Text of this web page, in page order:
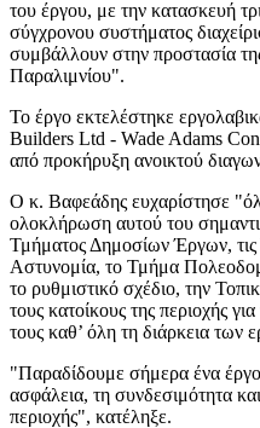
του έργου, με την κατασκευή
σύγχρονου συστήματος
συμβάλλουν στην προστασία
Παραλιμνίου".
Το έργο εκτελέστηκε
Builders Ltd - Wade Adams
από προκήρυξη ανοικτού
Ο κ. Βαφεάδης ευχαρίστησε
ολοκλήρωση αυτού του
Τμήματος Δημοσίων Έργων,
Αστυνομία, το Τμήμα
το ρυθμιστικό σχέδιο, την
τους κατοίκους της περιοχής
τους καθ’ όλη τη διάρκεια των
"Παραδίδουμε σήμερα ένα έργο
ασφάλεια, τη συνδεσιμότητα
περιοχής", κατέληξε.